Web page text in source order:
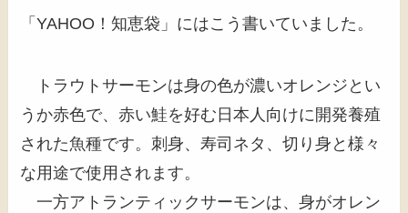
「YAHOO！知恵袋」にはこう書いていました。
トラウトサーモンは身の色が濃いオレンジとい
うか赤色で、赤い鮭を好む日本人向けに開発養殖
された魚種です。刺身、寿司ネタ、切り身と様々
な用途で使用されます。
一方アトランティックサーモンは、身がオレン